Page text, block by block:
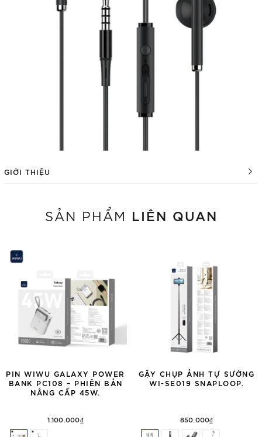
GIỚI THIỆU
SẢN PHẨM LIÊN QUAN
PIN WIWU GALAXY POWER
BANK PC108 – PHIÊN BẢN
NÂNG CẤP 45W.
1.100.000₫
GẬY CHỤP ẢNH TỰ SƯỚNG
WI-SE019 SNAPLOOP.
850.000₫